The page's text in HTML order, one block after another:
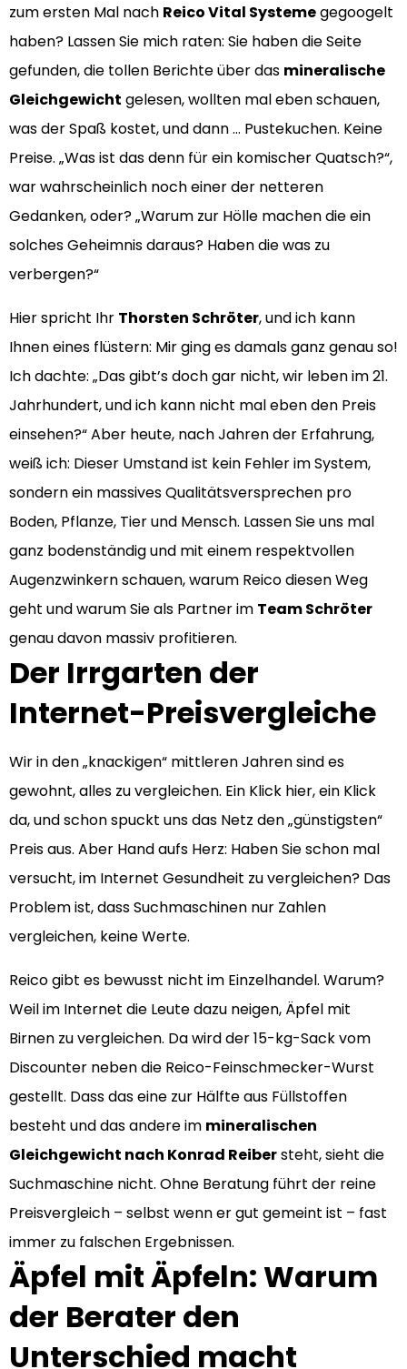
zum ersten Mal nach Reico Vital Systemegegoogelt
haben? Lassen Sie mich raten: Sie haben die Seite
gefunden, die tollen Berichte über das mineralische
Gleichgewicht gelesen, wollten mal eben schauen,
was der Spaß kostet, und dann … Pustekuchen. Keine
Preise. „Was ist das denn für ein komischer Quatsch?“,
war wahrscheinlich noch einer der netteren
Gedanken, oder? „Warum zur Hölle machen die ein
solches Geheimnis daraus? Haben die was zu
verbergen?“
Hier spricht Ihr Thorsten Schröter, und ich kann
Ihnen eines flüstern: Mir ging es damals ganz genau so!
Ich dachte: „Das gibt’s doch gar nicht, wir leben im 21.
Jahrhundert, und ich kann nicht mal eben den Preis
einsehen?“ Aber heute, nach Jahren der Erfahrung,
weiß ich: Dieser Umstand ist kein Fehler im System,
sondern ein massives Qualitätsversprechen pro
Boden, Pflanze, Tier und Mensch. Lassen Sie uns mal
ganz bodenständig und mit einem respektvollen
Augenzwinkern schauen, warum Reico diesen Weg
geht und warum Sie als Partner im Team Schröter
genau davon massiv profitieren.
Der Irrgarten der
Internet-Preisvergleiche
Wir in den „knackigen“ mittleren Jahren sind es
gewohnt, alles zu vergleichen. Ein Klick hier, ein Klick
da, und schon spuckt uns das Netz den „günstigsten“
Preis aus. Aber Hand aufs Herz: Haben Sie schon mal
versucht, im Internet Gesundheit zu vergleichen? Das
Problem ist, dass Suchmaschinen nur Zahlen
vergleichen, keine Werte.
Reico gibt es bewusst nicht im Einzelhandel. Warum?
Weil im Internet die Leute dazu neigen, Äpfel mit
Birnen zu vergleichen. Da wird der 15-kg-Sack vom
Discounter neben die Reico-Feinschmecker-Wurst
gestellt. Dass das eine zur Hälfte aus Füllstoffen
besteht und das andere im mineralischen
Gleichgewicht nach Konrad Reibersteht, sieht die
Suchmaschine nicht. Ohne Beratung führt der reine
Preisvergleich – selbst wenn er gut gemeint ist – fast
immer zu falschen Ergebnissen.
Äpfel mit Äpfeln: Warum
der Berater den
Unterschied macht